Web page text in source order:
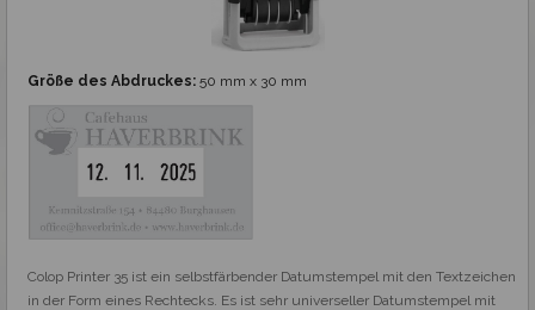
Größe des Abdruckes: 50 mm x 30 mm
Colop Printer 35 ist ein selbstfärbender Datumstempel mit den Textzeichen
in der Form eines Rechtecks. Es ist sehr universeller Datumstempel mit